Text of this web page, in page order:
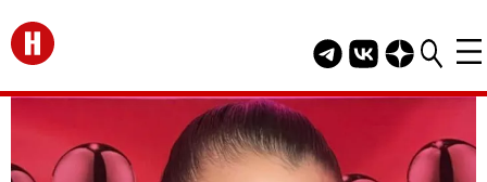
Перейти на главную
Telegram канал
Группа HELLO
Канал